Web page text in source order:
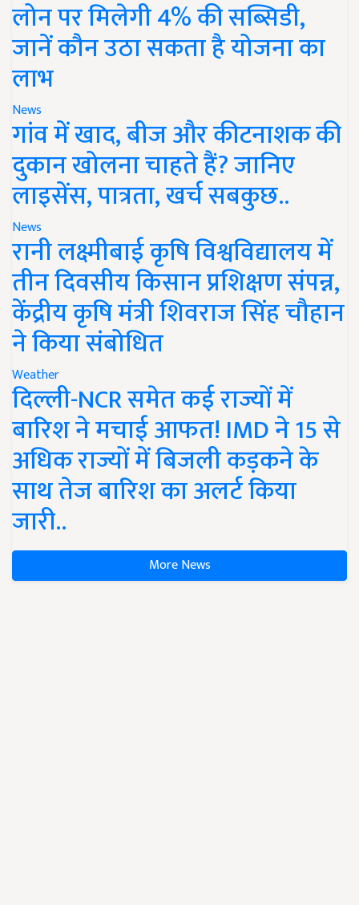
लोन पर मिलेगी 4% की सब्सिडी,
जानें कौन उठा सकता है योजना का
लाभ
News
गांव में खाद, बीज और कीटनाशक की
दुकान खोलना चाहते हैं? जानिए
लाइसेंस, पात्रता, खर्च सबकुछ..
News
रानी लक्ष्मीबाई कृषि विश्वविद्यालय में
तीन दिवसीय किसान प्रशिक्षण संपन्न,
केंद्रीय कृषि मंत्री शिवराज सिंह चौहान
ने किया संबोधित
Weather
दिल्ली-NCR समेत कई राज्यों में
बारिश ने मचाई आफत! IMD ने 15 से
अधिक राज्यों में बिजली कड़कने के
साथ तेज बारिश का अलर्ट किया
जारी..
More News